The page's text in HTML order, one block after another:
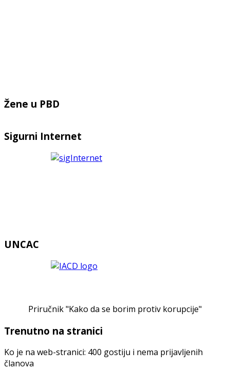
Žene u PBD
Sigurni Internet
UNCAC
Priručnik "Kako da se borim protiv korupcije"
Trenutno na stranici
Ko je na web-stranici: 400 gostiju i nema prijavljenih
članova